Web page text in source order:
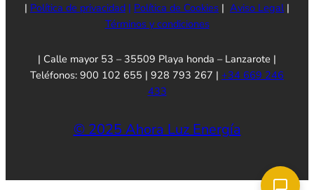
| Política de privacidad | Política de Cookies | Aviso Legal|
Términos y condiciones
| Calle mayor 53 – 35509 Playa honda – Lanzarote |
Teléfonos: 900 102 655 | 928 793 267 | +34 669 246
433
© 2025 Ahora Luz Energía